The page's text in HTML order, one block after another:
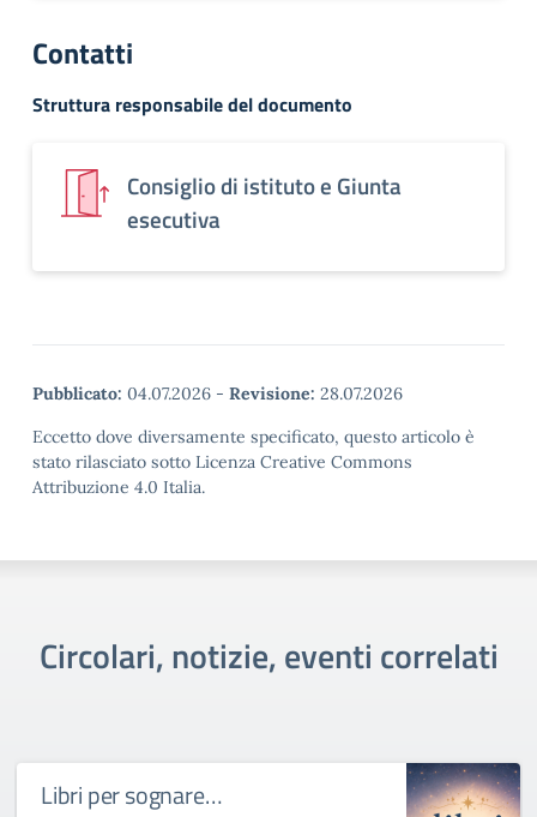
Contatti
Struttura responsabile del documento
Consiglio di istituto e Giunta
esecutiva
Pubblicato: 04.07.2026 - Revisione: 28.07.2026
Eccetto dove diversamente specificato, questo articolo è
stato rilasciato sotto Licenza Creative Commons
Attribuzione 4.0 Italia.
Circolari, notizie, eventi correlati
Libri per sognare…